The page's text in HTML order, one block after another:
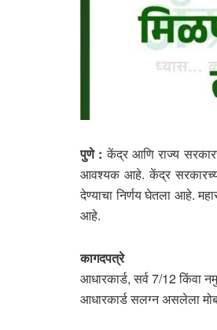
पुणे : केंद्र आणि राज्य
आवश्यक आहे. केंद्र
देण्याचा निर्णय घेतला आहे.
आहे.
कागदपत्रे
आधारकार्ड, सर्व 7/12 किंवा
आधारकार्ड सलग्न असलेला